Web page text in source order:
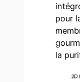
pour
la